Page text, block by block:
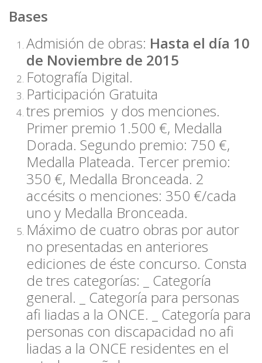
Bases
Admisión de obras: Hasta el día 10
de Noviembre de 2015
Fotografía Digital.
Participación Gratuita
tres premios y dos menciones.
Primer premio 1.500 €, Medalla
Dorada. Segundo premio: 750 €,
Medalla Plateada. Tercer premio:
350 €, Medalla Bronceada. 2
accésits o menciones: 350 €/cada
uno y Medalla Bronceada.
Máximo de cuatro obras por autor
no presentadas en anteriores
ediciones de éste concurso. Consta
de tres categorías: _ Categoría
general. _ Categoría para personas
afi liadas a la ONCE. _ Categoría para
personas con discapacidad no afi
liadas a la ONCE residentes en el